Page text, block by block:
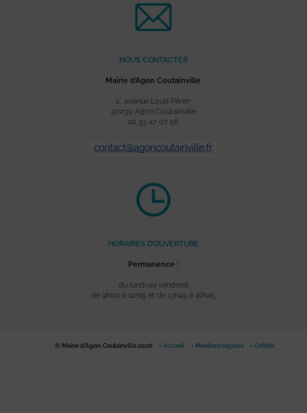
NOUS CONTACTER
Mairie d’Agon Coutainville
2, avenue Louis Périer
50230 Agon Coutainville
02 33 47 07 56
HORAIRES D’OUVERTURE
Permanence :
du lundi au vendredi
de 9h00 à 12h15 et de 13h45 à 16h45
© Mairie d'Agon-Coutainville 2026 Accueil Mentions légales Crédits